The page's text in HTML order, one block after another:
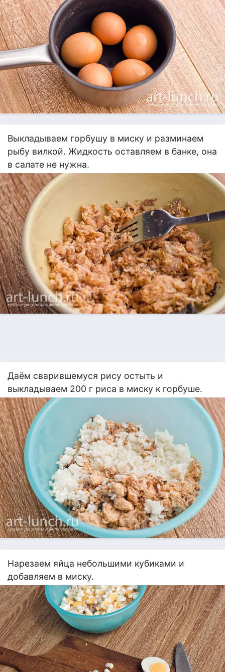
Выкладываем горбушу в миску и разминаем
рыбу вилкой. Жидкость оставляем в банке, она
в салате не нужна.
Даём сварившемуся рису остыть и
выкладываем 200 г риса в миску к горбуше.
Нарезаем яйца небольшими кубиками и
добавляем в миску.